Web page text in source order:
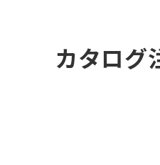
カタログ